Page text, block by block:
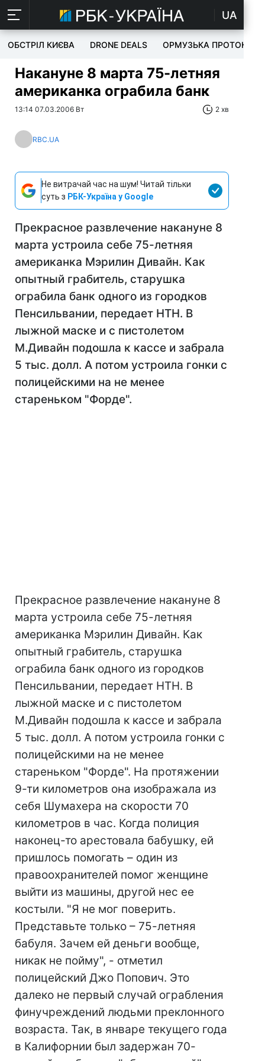
UA
ОБСТРІЛ КИЄВА DRONE DEALS ОРМУЗЬКА ПРОТОКА
Накануне 8 марта 75-летняя
американка ограбила банк
13:14 07.03.2006 Вт 2 хв
RBC.UA
Не витрачай час на шум! Читай тільки
суть з РБК-Україна у Google
Прекрасное развлечение накануне 8
марта устроила себе 75-летняя
американка Мэрилин Дивайн. Как
опытный грабитель, старушка
ограбила банк одного из городков
Пенсильвании, передает НТН. В
лыжной маске и с пистолетом
М.Дивайн подошла к кассе и забрала
5 тыс. долл. А потом устроила гонки с
полицейскими на не менее
стареньком "Форде".
Прекрасное развлечение накануне 8
марта устроила себе 75-летняя
американка Мэрилин Дивайн. Как
опытный грабитель, старушка
ограбила банк одного из городков
Пенсильвании, передает НТН. В
лыжной маске и с пистолетом
М.Дивайн подошла к кассе и забрала
5 тыс. долл. А потом устроила гонки с
полицейскими на не менее
стареньком "Форде". На протяжении
9-ти километров она изображала из
себя Шумахера на скорости 70
километров в час. Когда полиция
наконец-то арестовала бабушку, ей
пришлось помогать – один из
правоохранителей помог женщине
выйти из машины, другой нес ее
костыли. "Я не мог поверить.
Представьте только – 75-летняя
бабуля. Зачем ей деньги вообще,
никак не пойму", - отметил
полицейский Джо Попович. Это
далеко не первый случай ограбления
финучреждений людьми преклонного
возраста. Так, в январе текущего года
в Калифорнии был задержан 70-